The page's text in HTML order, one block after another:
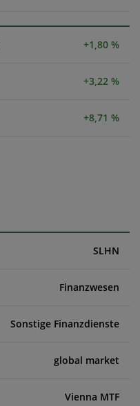
+1,80 %
+3,22 %
+8,71 %
SLHN
Finanzwesen
Sonstige Finanzdienste
global market
Vienna MTF